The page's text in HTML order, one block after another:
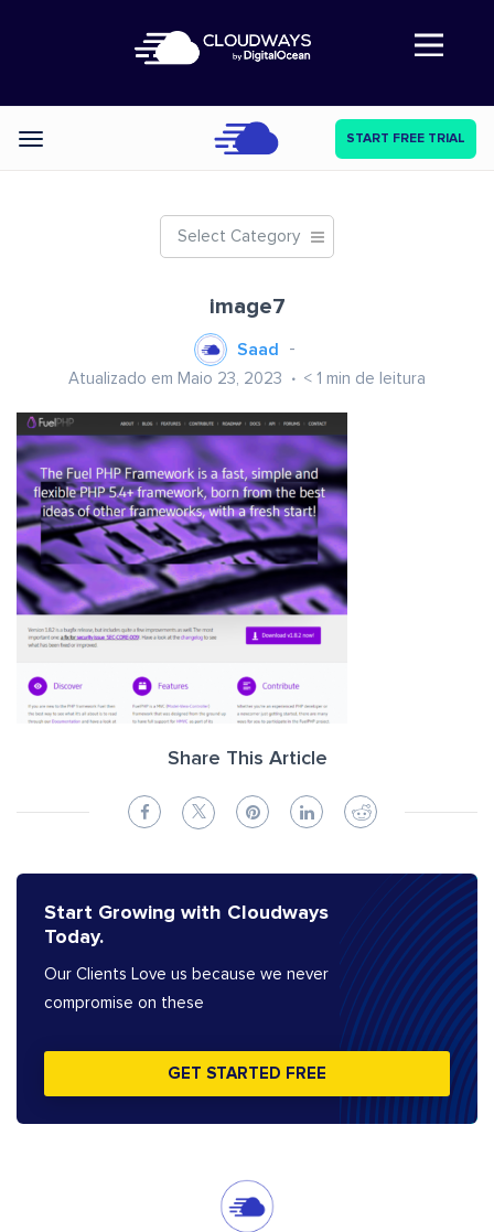
Abre a navegação
Categories START FREE TRIAL
Select Category
image7
Saad
Atualizado em Maio 23, 2023 < 1 min de leitura
Share This Article
Start Growing with Cloudways
Today.
Our Clients Love us because we never
compromise on these
GET STARTED FREE